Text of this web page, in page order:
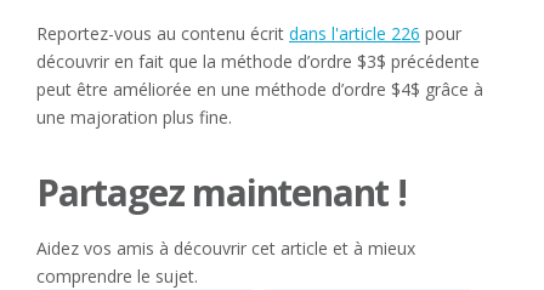
Reportez-vous au contenu écrit dans l'article 226 pour
découvrir en fait que la méthode d’ordre $3$ précédente
peut être améliorée en une méthode d’ordre $4$ grâce à
une majoration plus fine.
Partagez maintenant !
Aidez vos amis à découvrir cet article et à mieux
comprendre le sujet.